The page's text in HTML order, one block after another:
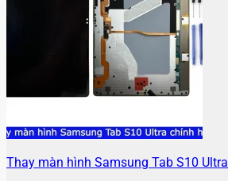
Thay màn hình Samsung Tab S10 Ultra